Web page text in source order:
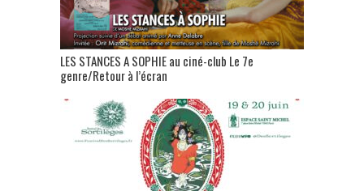
LES STANCES A SOPHIE au ciné-club Le 7e
genre/Retour à l’écran